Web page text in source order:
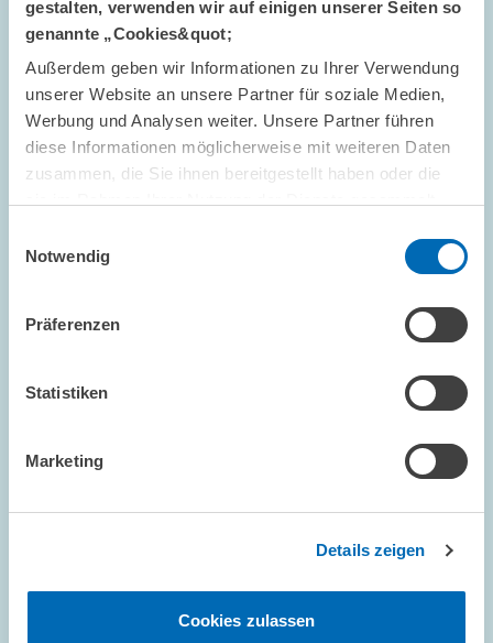
gestalten, verwenden wir auf einigen unserer Seiten so
genannte „Cookies&quot;
Außerdem geben wir Informationen zu Ihrer Verwendung
unserer Website an unsere Partner für soziale Medien,
Werbung und Analysen weiter. Unsere Partner führen
diese Informationen möglicherweise mit weiteren Daten
zusammen, die Sie ihnen bereitgestellt haben oder die
Notwendig
Präferenzen
Statistiken
Marketing
Details zeigen
Cookies zulassen
Perspektiven am ZEW
ZENTRALE DIENSTLEISTUNGEN
HOCHSCHULEN
STUDIERENDE
in